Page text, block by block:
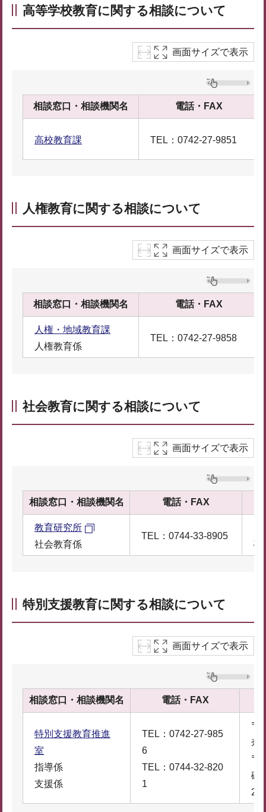
高等学校教育に関する相談について
画面サイズで表示
相談窓口・相談機関名 電話・FAX
高校教育課 TEL：0742-27-9851
人権教育に関する相談について
画面サイズで表示
相談窓口・相談機関名 電話・FAX
人権・地域教育課
人権教育係
TEL：0742-27-9858
社会教育に関する相談について
画面サイズで表示
相談窓口・相談機関名 電話・FAX
教育研究所
社会教育係
TEL：0744-33-8905
磯
特別支援教育に関する相談について
画面サイズで表示
相談窓口・相談機関名 電話・FAX
特別支援教育推進
室
指導係
支援係
TEL：0742-27-985
6
TEL：0744-32-820
1
〒
奈
〒
磯
2